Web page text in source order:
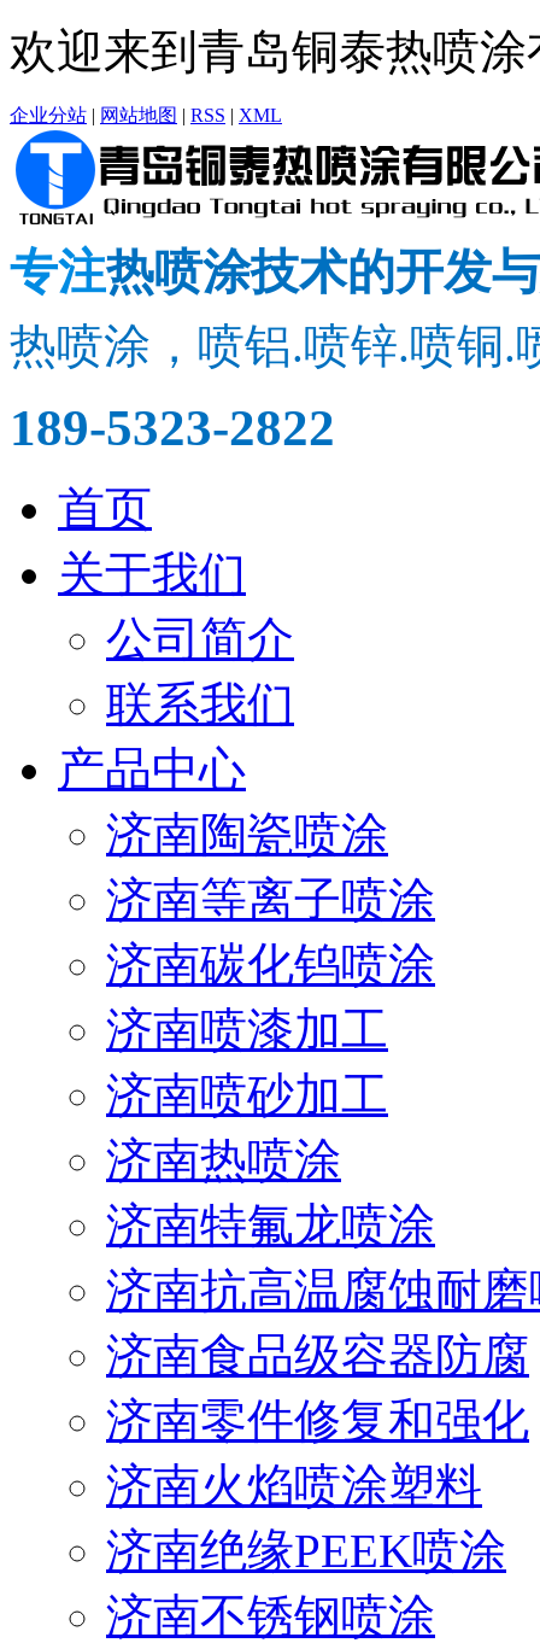
欢迎来到青岛铜泰热喷
企业分站 | 网站地图 | RSS | XML
专注热喷涂技术的开发
热喷涂，喷铝.喷锌.喷铜.
189-5323-2822
首页
关于我们
公司简介
联系我们
产品中心
济南陶瓷喷涂
济南等离子喷涂
济南碳化钨喷涂
济南喷漆加工
济南喷砂加工
济南热喷涂
济南特氟龙喷涂
济南抗高温腐蚀耐
济南食品级容器防腐
济南零件修复和强化
济南火焰喷涂塑料
济南绝缘PEEK喷涂
济南不锈钢喷涂